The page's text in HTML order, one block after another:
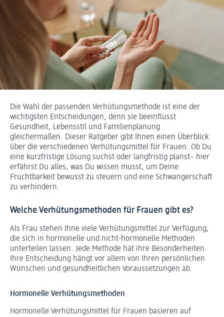
Die Wahl der passenden Verhütungsmethode ist eine der
wichtigsten Entscheidungen, denn sie beeinflusst
Gesundheit, Lebensstil und Familienplanung
gleichermaßen. Dieser Ratgeber gibt Ihnen einen Überblick
über die verschiedenen Verhütungsmittel für Frauen. Ob Du
eine kurzfristige Lösung suchst oder langfristig planst– hier
erfährst Du alles, was Du wissen musst, um Deine
Fruchtbarkeit bewusst zu steuern und eine Schwangerschaft
zu verhindern.
Welche Verhütungsmethoden für Frauen gibt es?
Als Frau stehen Ihne viele Verhütungsmittel zur Verfügung,
die sich in hormonelle und nicht-hormonelle Methoden
unterteilen lassen. Jede Methode hat ihre Besonderheiten.
Ihre Entscheidung hängt vor allem von Ihren persönlichen
Wünschen und gesundheitlichen Voraussetzungen ab.
Hormonelle Verhütungsmethoden
Hormonelle Verhütungsmittel für Frauen basieren auf